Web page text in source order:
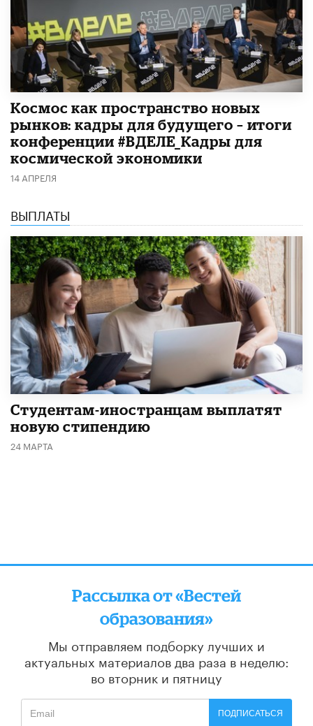
Космос как пространство новых
рынков: кадры для будущего – итоги
конференции #ВДЕЛЕ_Кадры для
космической экономики
14 АПРЕЛЯ
ВЫПЛАТЫ
Студентам-иностранцам выплатят
новую стипендию
24 МАРТА
Рассылка от «Вестей
образования»
Мы отправляем подборку лучших и
актуальных материалов два раза в неделю:
во вторник и пятницу
ПОДПИСАТЬСЯ